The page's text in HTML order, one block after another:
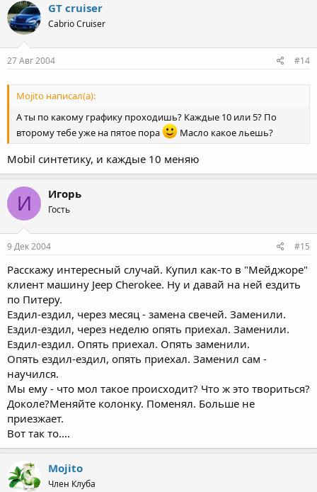
GT cruiser
Cabrio Cruiser
27 Авг 2004 #14
Mojito написал(а):
А ты по какому графику проходишь? Каждые 10 или 5? По
второму тебе уже на пятое пора
Масло какое льешь?
Mobil синтетику, и каждые 10 меняю
И Игорь
Гость
9 Дек 2004 #15
Расскажу интересный случай. Купил как-то в "Мейджоре"
клиент машину Jeep Cherokee. Ну и давай на ней ездить
по Питеру.
Ездил-ездил, через месяц - замена свечей. Заменили.
Ездил-ездил, через неделю опять приехал. Заменили.
Ездил-ездил. Опять приехал. Опять заменили.
Опять ездил-ездил, опять приехал. Заменил сам -
научился.
Мы ему - что мол такое происходит? Что ж это твориться?
Доколе?Меняйте колонку. Поменял. Больше не
приезжает.
Вот так то....
Mojito
Член Клуба